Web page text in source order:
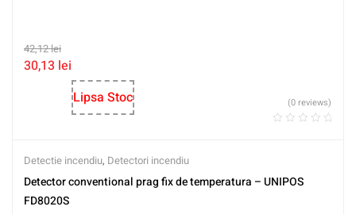
42,12lei
30,13 lei
Lipsa Stoc
(0 reviews)
Detectie incendiu, Detectori incendiu
Detector conventional prag fix de temperatura – UNIPOS
FD8020S